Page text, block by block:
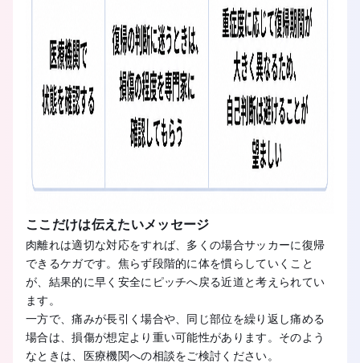
ここだけは伝えたいメッセージ
肉離れは適切な対応をすれば、多くの場合サッカーに復帰
できるケガです。焦らず段階的に体を慣らしていくこと
が、結果的に早く安全にピッチへ戻る近道と考えられてい
ます。
一方で、痛みが長引く場合や、同じ部位を繰り返し痛める
場合は、損傷が想定より重い可能性があります。そのよう
なときは、医療機関への相談をご検討ください。